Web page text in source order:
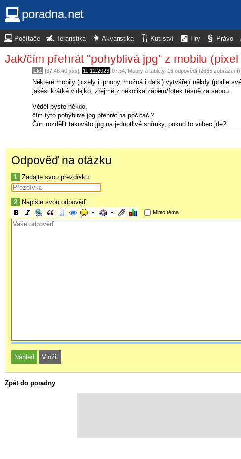
poradna.net
Počítače Teraristika Akvaristika Kutilství Hry Právo
Jak/čím přehrát "pohyblivá jpg" z mobilu
Lk1 [37.48.40.xxx], 11.12.2023 07:54 Mobily a tablety, 16 odpovědí (2665 zobrazení)
Některé mobily (pixely i iphony, možná i další) vytvářejí někdy (podle
jakési krátké videjko, zřejmě z několika záběrů/fotek těsně za sebou.
Věděl byste někdo,
čím tyto pohyblivé jpg přehrát na počítači?
Čím rozdělit takováto jpg na jednotlivé snímky, pokud to vůbec jde?
Odpověď na otázku
1 Zadajte svou přezdívku:
2 Napište svou odpověď:
Mimo téma
Zpět do poradny